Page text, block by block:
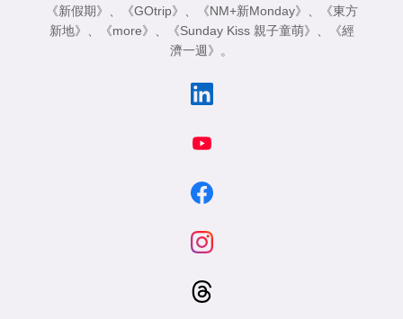
《新假期》 、 《GOtrip》 、 《NM+新Monday》 、
《東方
新地》 、 《more》 、 《Sunday Kiss 親子童萌》 、
《經
濟一週》 。